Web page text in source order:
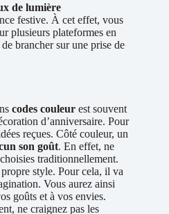
de lumière
festive. À cet effet, vous
plusieurs plateformes en
brancher sur une prise de
codes couleur est souvent
d’anniversaire. Pour
reçues. Côté couleur, un
son goût. En effet, ne
traditionnellement.
style. Pour cela, il va
Vous aurez ainsi
goûts et à vos envies.
ne craignez pas les